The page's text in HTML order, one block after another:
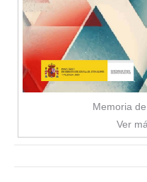
Memoria
Ver